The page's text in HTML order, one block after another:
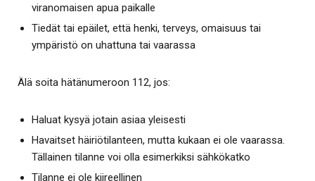
viranomaisen apua paikalle
Tiedät tai epäilet, että henki, terveys, omaisuus tai
ympäristö on uhattuna tai vaarassa
Älä soita hätänumeroon 112, jos:
Haluat kysyä jotain asiaa yleisesti
Havaitset häiriötilanteen, mutta kukaan ei ole vaarassa.
Tällainen tilanne voi olla esimerkiksi sähkökatko
Tilanne ei ole kiireellinen